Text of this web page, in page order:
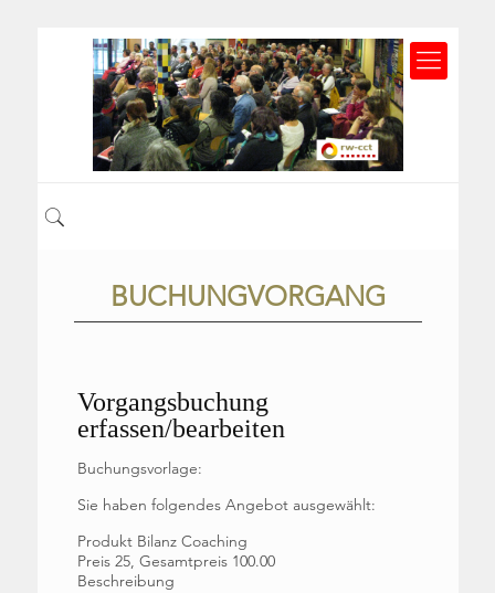
BUCHUNGVORGANG
Vorgangsbuchung
erfassen/bearbeiten
Buchungsvorlage:
Sie haben folgendes Angebot ausgewählt:
Produkt Bilanz Coaching
Preis 25, Gesamtpreis 100.00
Beschreibung